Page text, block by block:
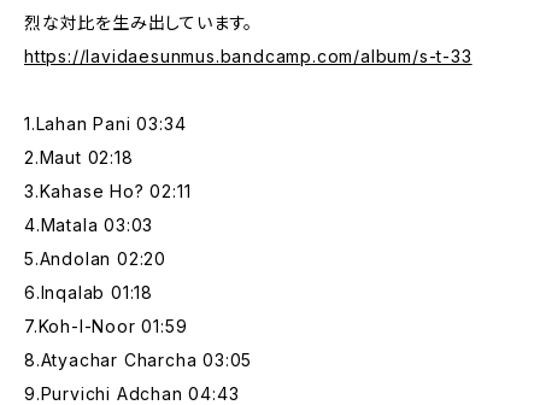
烈な対比を生み出しています。
https://lavidaesunmus.bandcamp.com/album/s-t-33
1.Lahan Pani 03:34
2.Maut 02:18
3.Kahase Ho? 02:11
4.Matala 03:03
5.Andolan 02:20
6.Inqalab 01:18
7.Koh-I-Noor 01:59
8.Atyachar Charcha 03:05
9.Purvichi Adchan 04:43